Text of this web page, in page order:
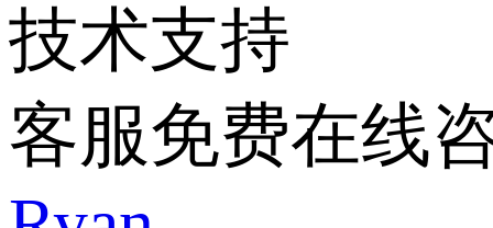
技术支持
客服免费在线